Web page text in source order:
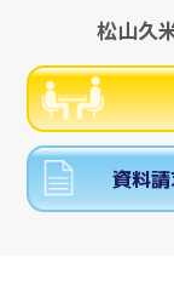
松山久
資料